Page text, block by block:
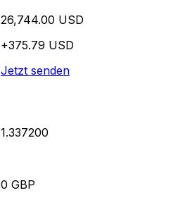
26,744.00 USD
+375.79 USD
Jetzt senden
1.337200
0 GBP